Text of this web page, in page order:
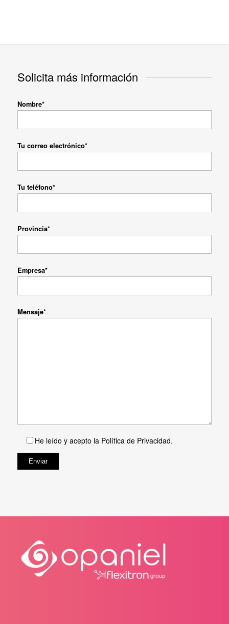
Solicita más información
Nombre*
Tu correo electrónico*
Tu teléfono*
Provincia*
Empresa*
Mensaje*
He leído y acepto laPolítica de Privacidad.